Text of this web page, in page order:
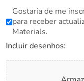
Gostaria de me
para receber
Materials.
Incluir desenhos: